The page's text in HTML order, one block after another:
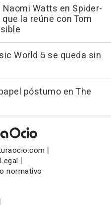
Watts en Spider-
la reúne con Tom
World 5 se queda sin
póstumo en The
|
|
normativo
|